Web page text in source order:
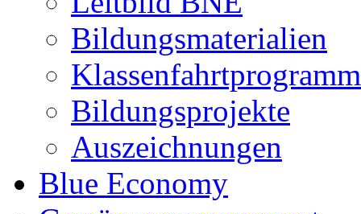
Bildungsmaterialien
Klassenfahrtprogramm
Bildungsprojekte
Auszeichnungen
Blue Economy